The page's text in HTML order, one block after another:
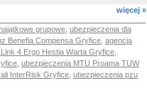
więcej »
grupowe ubezpieczenia dla
Benefia Compensa Gryfice agencja
4 Ergo Hestia Warta Gryfice
ubezpieczenia MTU Proama TUW
InterRisk Gryfice ubezpieczenia pzu